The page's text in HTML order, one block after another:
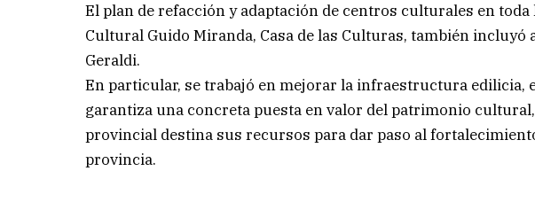
El plan de refacción y adaptación de centros culturales en
Cultural Guido Miranda, Casa de las Culturas, también incluyó
Geraldi.
En particular, se trabajó en mejorar la infraestructura edilicia,
garantiza una concreta puesta en valor del patrimonio
provincial destina sus recursos para dar paso al
provincia.